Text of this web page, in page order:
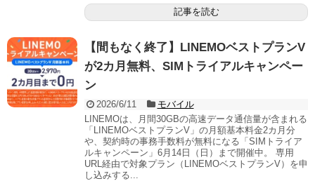
記事を読む
【間もなく終了】LINEMOベストプランV
が2カ月無料、SIMトライアルキャンペー
ン
2026/6/11
モバイル
LINEMOは、月間30GBの高速データ通信量が含まれる
「LINEMOベストプランV」の月額基本料金2カ月分
や、契約時の事務手数料が無料になる「SIMトライア
ルキャンペーン」6月14日（日）まで開催中。 専用
URL経由で対象プラン（LINEMOベストプランV）を申
し込みする...